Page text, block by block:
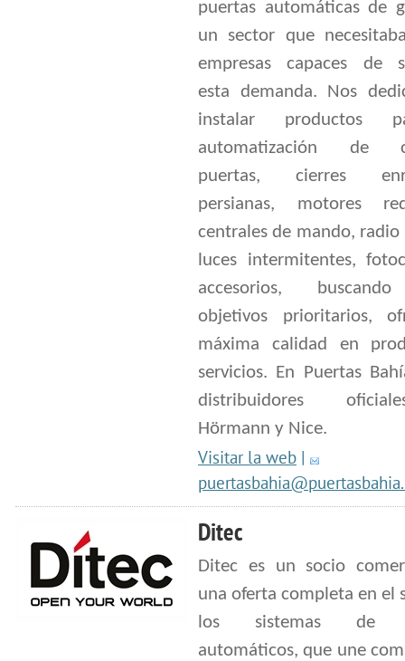
puertas automáticas de
un sector que
empresas capaces de
esta demanda. Nos
instalar productos
automatización de
puertas, cierres
persianas, motores
centrales de mando, radio
luces intermitentes,
accesorios,
objetivos prioritarios,
máxima calidad en
servicios. En Puertas
distribuidores
Hörmann y Nice.
Visitar la web |
Ditec
Ditec es un socio
una oferta completa en el
los sistemas de
automáticos, que une